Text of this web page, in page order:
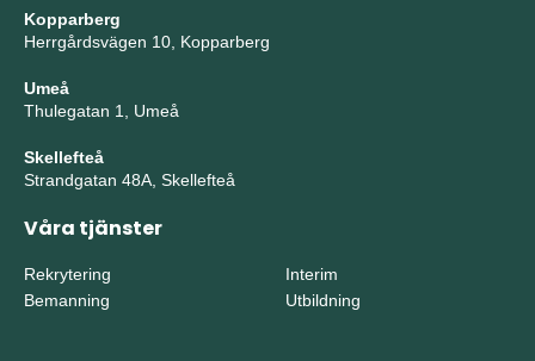
Kopparberg
Herrgårdsvägen 10, Kopparberg
Umeå
Thulegatan 1, Umeå
Skellefteå
Strandgatan 48A, Skellefteå
Våra tjänster
Rekrytering
Bemanning
Interim
Utbildning